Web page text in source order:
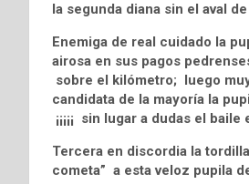
la segunda diana sin el aval
Enemiga de real cuidado la
airosa en sus pagos
sobre el kilómetro; luego
candidata de la mayoría la
¡¡¡¡¡ sin lugar a dudas el
Tercera en discordia la
cometa” a esta veloz pupila